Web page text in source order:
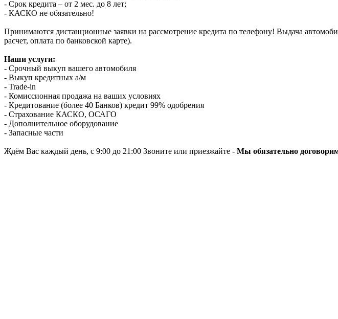
- Срок кредита – от 2 мес. до 8 лет;
- КАСКО не обязательно!
Принимаются дистанционные заявки на рассмотрение кредита по телефону! Выдача
расчет, оплата по банковской карте).
Наши услуги:
- Срочный выкуп вашего автомобиля
- Выкуп кредитных а/м
- Trade-in
- Комиссионная продажа на ваших условиях
- Кредитование (более 40 Банков) кредит 99% одобрения
- Страхование КАСКО, ОСАГО
- Дополнительное оборудование
- Запасные части
Ждём Вас каждый день, с 9:00 до 21:00 Звоните или приезжайте - Мы обязательно